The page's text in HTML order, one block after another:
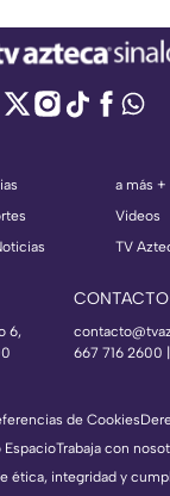
a más +
Videos
TV
6,
CONTACTO
667 716 2600
de Cookies
EspacioTrabaja con
ética, integridad y